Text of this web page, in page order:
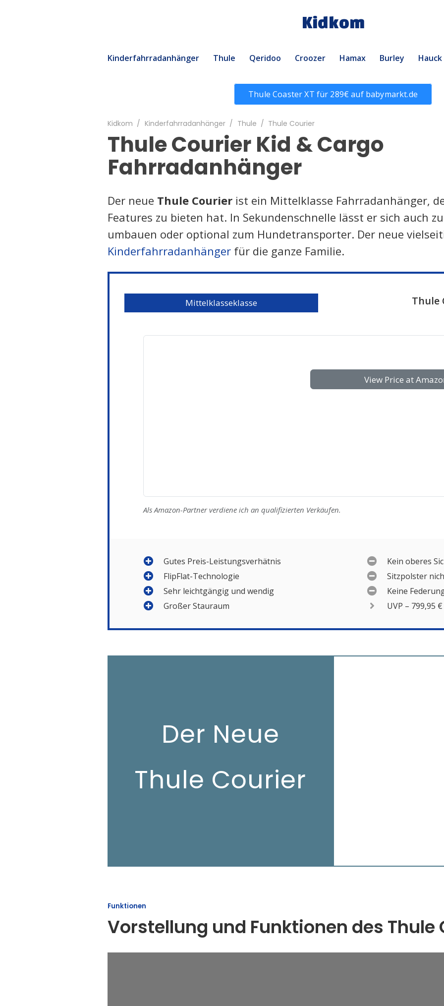
Kidkom
Kinderfahrradanhänger Thule Qeridoo Croozer Hamax Burley Hauck
Thule Coaster XT für 289€ auf babymarkt.de
Kidkom / Kinderfahrradanhänger / Thule / Thule Courier
Thule Courier Kid & Cargo
Fahrradanhänger
Der neue Thule Courier ist ein Mittelklasse Fahrradanhänger,
Features zu bieten hat. In Sekundenschnelle lässt er sich auch
umbauen oder optional zum Hundetransporter. Der neue
Kinderfahrradanhänger für die ganze Familie.
Mittelklasseklasse Thule
View Price at
Als Amazon-Partner verdiene ich an qualifizierten Verkäufen.
Gutes Preis-Leistungsverhätnis
FlipFlat-Technologie
Sehr leichtgängig und wendig
Großer Stauraum
Kein oberes
Sitzpolster
Keine
UVP – 799,95 €
Der Neue
Thule Courier
Funktionen
Vorstellung und Funktionen des Thule